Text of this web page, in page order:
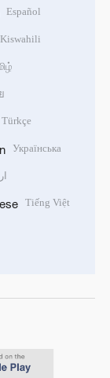
Español
Kiswahili
Türkçe
Українська
Tiếng Việt